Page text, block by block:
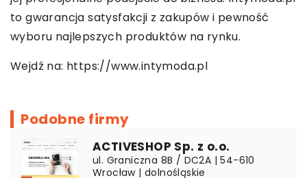
to gwarancja satysfakcji z zakupów i pewność
wyboru najlepszych produktów na rynku.
Wejdź na: https://www.intymoda.pl
Podobne firmy
ACTIVESHOP Sp. z o.o.
ul. Graniczna 8B / DC2A | 54-610
Wrocław | dolnośląskie